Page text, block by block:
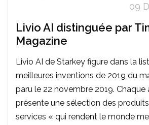
09
Livio AI distinguée par
Magazine
Livio AI de Starkey figure dans la
meilleures inventions de 2019 du
paru le 22 novembre 2019. Chaque
présente une sélection des
services « qui rendent le monde